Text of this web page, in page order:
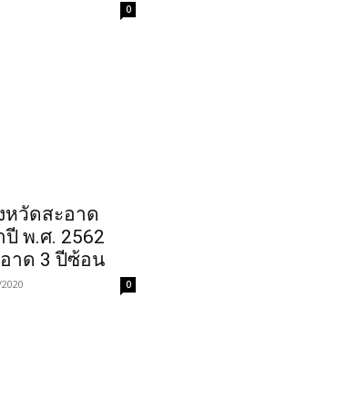
0
หวัดสะอาด
ปี พ.ศ. 2562
าด 3 ปีซ้อน
0